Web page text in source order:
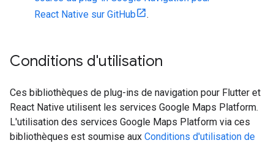
React Native sur GitHub
.
Conditions d'utilisation
Ces bibliothèques de plug-ins de navigation pour Flutter et
React Native utilisent les services Google Maps Platform.
L'utilisation des services Google Maps Platform via ces
bibliothèques est soumise aux Conditions d'utilisation de